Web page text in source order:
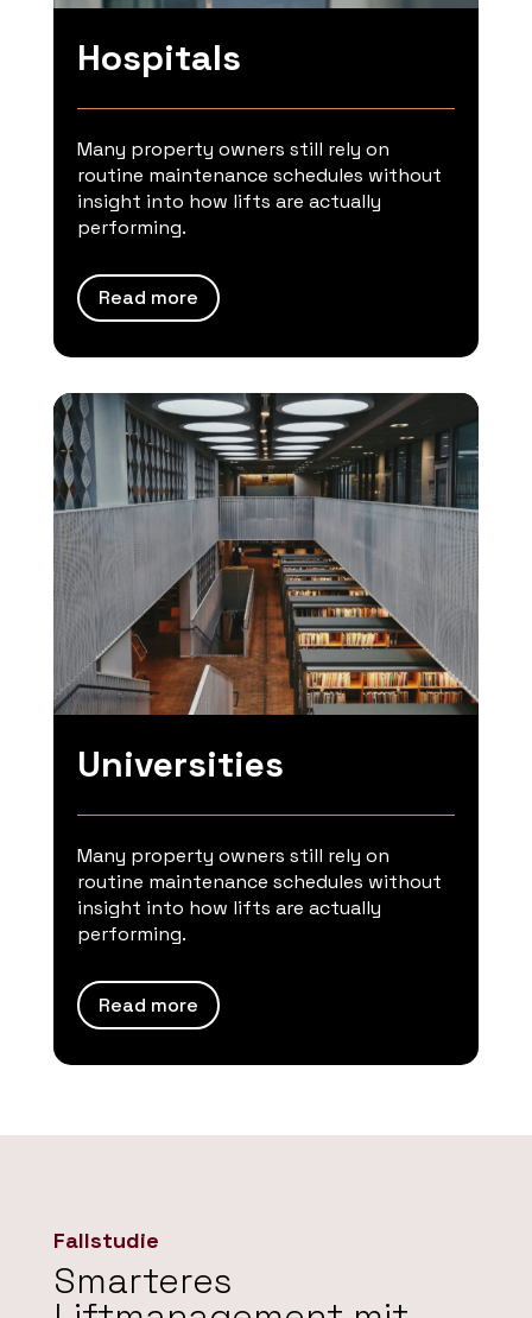
Hospitals
Many property owners still rely on
routine maintenance schedules without
insight into how lifts are actually
performing.
Read more
Universities
Many property owners still rely on
routine maintenance schedules without
insight into how lifts are actually
performing.
Read more
Fallstudie
Smarteres